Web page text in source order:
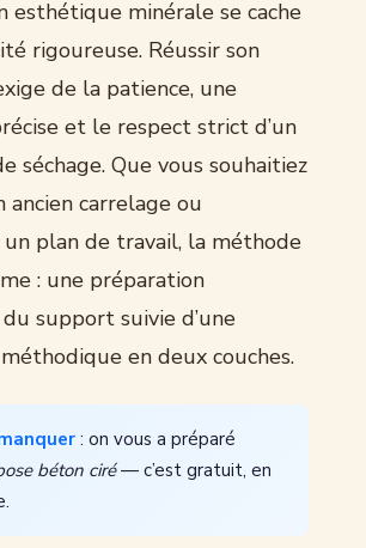
esthétique minérale se cache
rigoureuse. Réussir son
de la patience, une
et le respect strict d’un
séchage. Que vous souhaitiez
ancien carrelage ou
plan de travail, la méthode
: une préparation
support suivie d’une
en deux couches.
: on vous a préparé
béton ciré— c’est gratuit, en